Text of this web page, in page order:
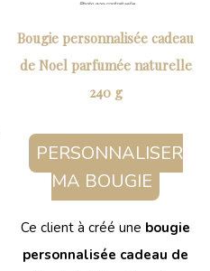
Bougie personnalisée cadeau
de Noel parfumée naturelle
240 g
PERSONNALISER
MA BOUGIE
Ce client à créé une bougie
personnalisée cadeau de